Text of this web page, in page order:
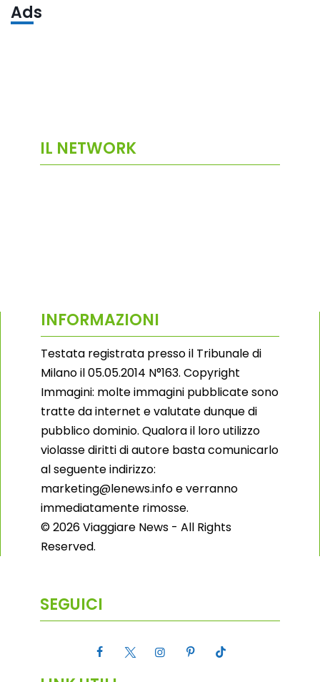
Ads
IL NETWORK
INFORMAZIONI
Testata registrata presso il Tribunale di
Milano il 05.05.2014 N°163. Copyright
Immagini: molte immagini pubblicate sono
tratte da internet e valutate dunque di
pubblico dominio. Qualora il loro utilizzo
violasse diritti di autore basta comunicarlo
al seguente indirizzo:
marketing@lenews.info e verranno
immediatamente rimosse.
© 2026 Viaggiare News - All Rights
Reserved.
SEGUICI